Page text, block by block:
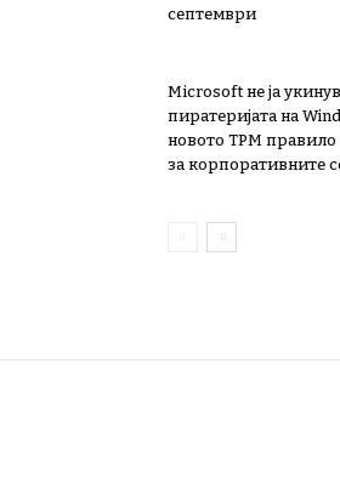
септември
Microsoft не ја
пиратеријата на
новото TPM
за корпоративните